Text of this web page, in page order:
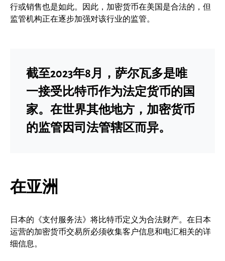
行或销售也是如此。因此，加密货币在美国是合法的，但
监管机构正在逐步加强对该行业的监管。
截至2023年8月，萨尔瓦多是唯
一接受比特币作为法定货币的国
家。在世界其他地方，加密货币
的监管因司法管辖区而异。
在亚洲
日本的《支付服务法》将比特币定义为合法财产。在日本
运营的加密货币交易所必须收集客户信息和电汇相关的详
细信息。